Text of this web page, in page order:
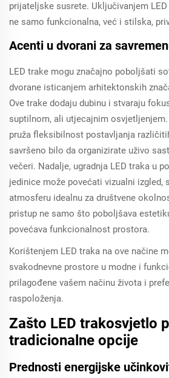
prijateljske susrete. Uključivanjem
ne samo funkcionalna, već i stilska,
Acenti u dvorani za
LED trake mogu značajno poboljšati
dvorane isticanjem arhitektonskih
Ove trake dodaju dubinu i stvaraju
suptilnom, ali utjecajnim osvjetljenjem.
pruža fleksibilnost postavljanja
savršeno bilo da organizirate uživo
večeri. Nadalje, ugradnja LED traka u
jedinice može povećati vizualni izgled,
atmosferu idealnu za društvene
pristup ne samo što poboljšava
povećava funkcionalnost prostora.
Korištenjem LED traka na ove načine
svakodnevne prostore u modne i
prilagođene vašem načinu života i
raspoloženja.
Zašto LED trakosvjetlo
tradicionalne opcije
Prednosti energijske